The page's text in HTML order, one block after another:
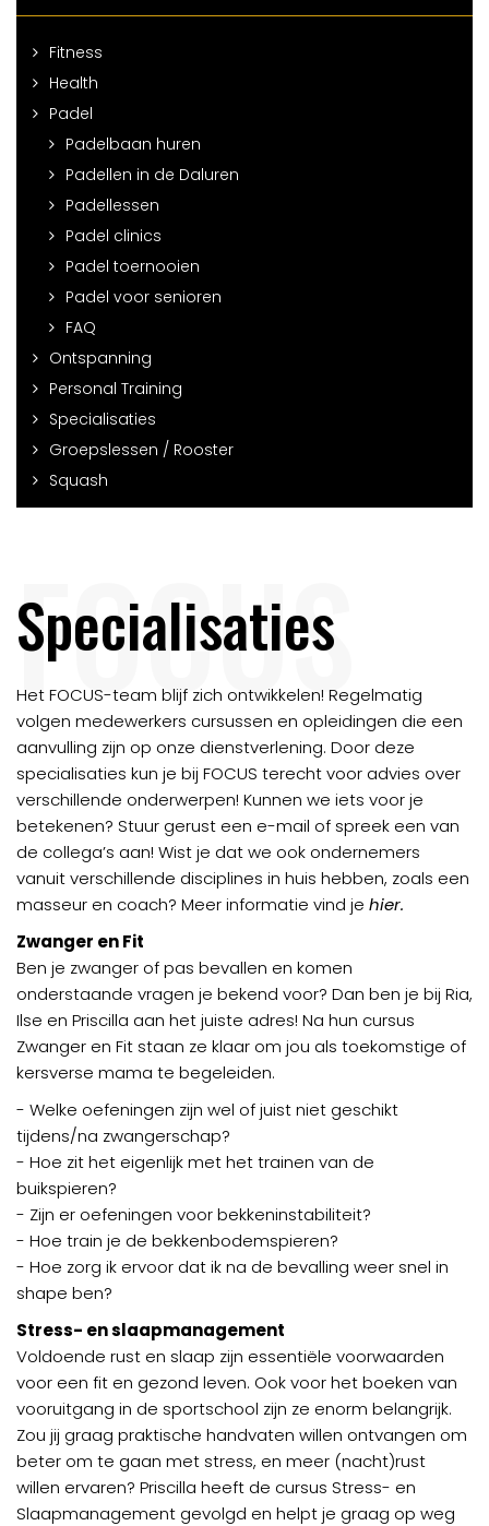
Fitness
Health
Padel
Padelbaan huren
Padellen in de Daluren
Padellessen
Padel clinics
Padel toernooien
Padel voor senioren
FAQ
Ontspanning
Personal Training
Specialisaties
Groepslessen / Rooster
Squash
FOCUS
Specialisaties
Het FOCUS-team blijf zich ontwikkelen! Regelmatig
volgen medewerkers cursussen en opleidingen die een
aanvulling zijn op onze dienstverlening. Door deze
specialisaties kun je bij FOCUS terecht voor advies over
verschillende onderwerpen! Kunnen we iets voor je
betekenen? Stuur gerust een e-mail of spreek een van
de collega’s aan! Wist je dat we ook ondernemers
vanuit verschillende disciplines in huis hebben, zoals een
masseur en coach? Meer informatie vind je hier.
Zwanger en Fit
Ben je zwanger of pas bevallen en komen
onderstaande vragen je bekend voor? Dan ben je bij Ria,
Ilse en Priscilla aan het juiste adres! Na hun cursus
Zwanger en Fit staan ze klaar om jou als toekomstige of
kersverse mama te begeleiden.
- Welke oefeningen zijn wel of juist niet geschikt
tijdens/na zwangerschap?
- Hoe zit het eigenlijk met het trainen van de
buikspieren?
- Zijn er oefeningen voor bekkeninstabiliteit?
- Hoe train je de bekkenbodemspieren?
- Hoe zorg ik ervoor dat ik na de bevalling weer snel in
shape ben?
Stress- en slaapmanagement
Voldoende rust en slaap zijn essentiële voorwaarden
voor een fit en gezond leven. Ook voor het boeken van
vooruitgang in de sportschool zijn ze enorm belangrijk.
Zou jij graag praktische handvaten willen ontvangen om
beter om te gaan met stress, en meer (nacht)rust
willen ervaren? Priscilla heeft de cursus Stress- en
Slaapmanagement gevolgd en helpt je graag op weg